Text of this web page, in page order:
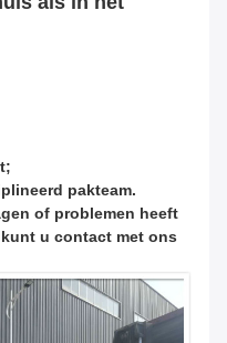
pakteam.
of problemen heeft
u contact met ons